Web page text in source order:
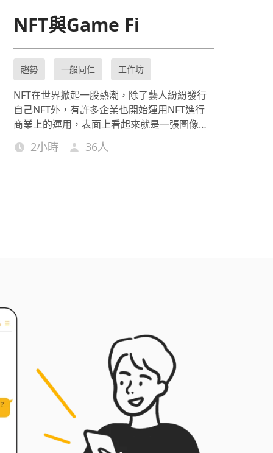
NFT與Game Fi
趨勢 一般同仁 工作坊
NFT在世界掀起一股熱潮，除了藝人紛紛發行
自己NFT外，有許多企業也開始運用NFT進行
商業上的運用，表面上看起來就是一張圖像，
為何有些NFT的背後卻隱藏高額的價值，對於
NFT如有更多的認識，將可以連結到更多可能
的應用場景。
2小時 36人